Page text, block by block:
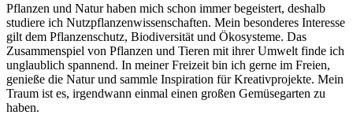
Pflanzen und Natur haben mich schon immer begeistert, deshalb
studiere ich Nutzpflanzenwissenschaften. Mein besonderes Interesse
gilt dem Pflanzenschutz, Biodiversität und Ökosysteme. Das
Zusammenspiel von Pflanzen und Tieren mit ihrer Umwelt finde ich
unglaublich spannend. In meiner Freizeit bin ich gerne im Freien,
genieße die Natur und sammle Inspiration für Kreativprojekte. Mein
Traum ist es, irgendwann einmal einen großen Gemüsegarten zu
haben.